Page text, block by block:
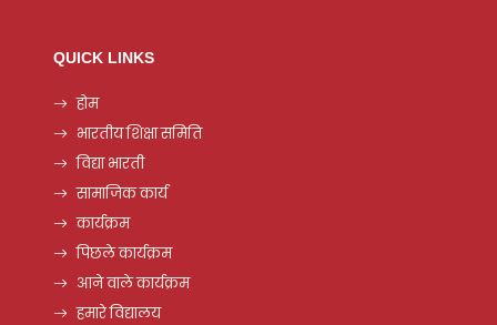
QUICK LINKS
होम
भारतीय शिक्षा समिति
विद्या भारती
सामाजिक कार्य
कार्यक्रम
पिछले कार्यक्रम
आने वाले कार्यक्रम
हमारे विद्यालय